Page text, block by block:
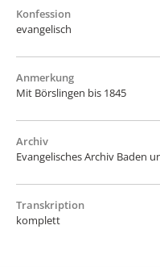
Konfession
evangelisch
Anmerkung
Mit Börslingen bis 1845
Archiv
Evangelisches Archiv Baden
Transkription
komplett